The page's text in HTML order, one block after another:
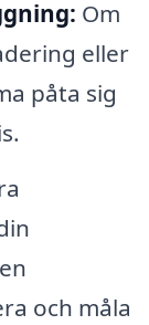
Om
eller
påta sig
och måla